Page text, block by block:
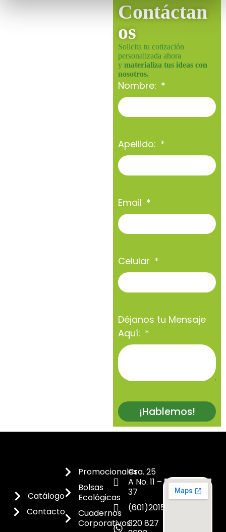
Contáctan
os
Solicita tu cotización
personalizada ahora
y materializa tus ideas con
nosotros.
Nombre:
Apellido:
Email
Celular
Déjanos tu Mensaje
Aquí:
¡Hablemos!
Catálogo
Contacto
Promocionales
Bolsas
Ecológicas
Cuadernos
Corporativos
Cra. 25
A No. 11 –
37
(601)2015300
320 827